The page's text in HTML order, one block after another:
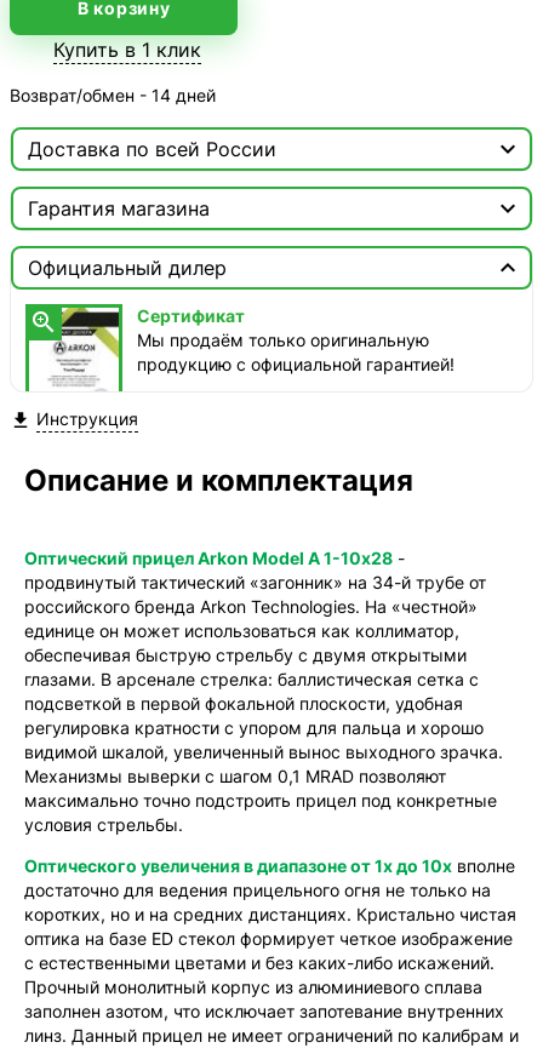
В корзину
Купить в 1 клик
Возврат/обмен - 14 дней
Доставка по всей России 

сегодня, бесплатно
ТопРадар — Самовывоз
сегодня, бесплатно
наб. Бережковская, д. 20, стр. 19
1-3 дня, бесплатно
СДЭК — Курьер
1-3 дня, бесплатно
Гарантия магазина

Сертификат
Мы продаём только оригинальную продукцию с
официальной гарантией!
Официальный дилер


Сертификат
Мы продаём только оригинальную
продукцию с официальной гарантией!
 Инструкция
Описание и комплектация
Оптический прицел Arkon Model A 1-10х28 -
продвинутый тактический «загонник» на 34-й трубе от
российского бренда Arkon Technologies. На «честной»
единице он может использоваться как коллиматор,
обеспечивая быструю стрельбу с двумя открытыми
глазами. В арсенале стрелка: баллистическая сетка с
подсветкой в первой фокальной плоскости, удобная
регулировка кратности с упором для пальца и хорошо
видимой шкалой, увеличенный вынос выходного зрачка.
Механизмы выверки с шагом 0,1 MRAD позволяют
максимально точно подстроить прицел под конкретные
условия стрельбы.
Оптического увеличения в диапазоне от 1х до 10х вполне
достаточно для ведения прицельного огня не только на
коротких, но и на средних дистанциях. Кристально чистая
оптика на базе ED стекол формирует четкое изображение
с естественными цветами и без каких-либо искажений.
Прочный монолитный корпус из алюминиевого сплава
заполнен азотом, что исключает запотевание внутренних
линз. Данный прицел не имеет ограничений по калибрам и